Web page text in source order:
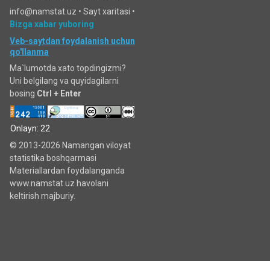
info@namstat.uz • Sayt xaritasi •
Bizga xabar yuboring
Veb-saytdan foydalanish uchun
qo'llanma
Ma`lumotda xato topdingizmi?
Uni belgilang va quyidagilarni
bosing Ctrl + Enter
Onlayn: 22
© 2013-2026 Namangan viloyat
statistika boshqarmasi
Materiallardan foydalanganda
www.namstat.uz havolani
keltirish majburiy.